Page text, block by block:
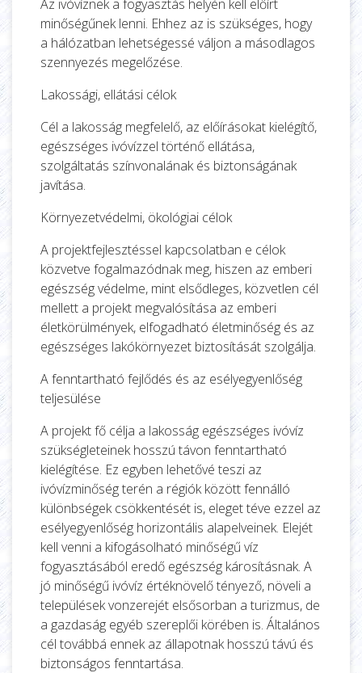
Az ivóvíznek a fogyasztás helyén kell előírt
minőségűnek lenni. Ehhez az is szükséges, hogy
a hálózatban lehetségessé váljon a másodlagos
szennyezés megelőzése.
Lakossági, ellátási célok
Cél a lakosság megfelelő, az előírásokat kielégítő,
egészséges ivóvízzel történő ellátása,
szolgáltatás színvonalának és biztonságának
javítása.
Környezetvédelmi, ökológiai célok
A projektfejlesztéssel kapcsolatban e célok
közvetve fogalmazódnak meg, hiszen az emberi
egészség védelme, mint elsődleges, közvetlen cél
mellett a projekt megvalósítása az emberi
életkörülmények, elfogadható életminőség és az
egészséges lakókörnyezet biztosítását szolgálja.
A fenntartható fejlődés és az esélyegyenlőség
teljesülése
A projekt fő célja a lakosság egészséges ivóvíz
szükségleteinek hosszú távon fenntartható
kielégítése. Ez egyben lehetővé teszi az
ivóvízminőség terén a régiók között fennálló
különbségek csökkentését is, eleget téve ezzel az
esélyegyenlőség horizontális alapelveinek. Elejét
kell venni a kifogásolható minőségű víz
fogyasztásából eredő egészség károsításnak. A
jó minőségű ivóvíz értéknövelő tényező, növeli a
települések vonzerejét elsősorban a turizmus, de
a gazdaság egyéb szereplői körében is. Általános
cél továbbá ennek az állapotnak hosszú távú és
biztonságos fenntartása.